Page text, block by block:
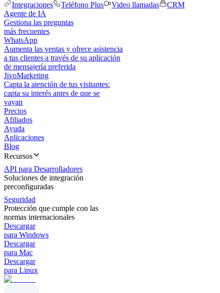
Integraciones
Teléfono Plus Video llamadas
CRM
Agente de IA
Gestiona las preguntas
más frecuentes
WhatsApp
Aumenta las ventas y ofrece asistencia
a tus clientes a través de su aplicación
de mensajería preferida
JivoMarketing
Capta la atención de tus visitantes:
capta su interés antes de que se
vayan
Precios
Afiliados
Ayuda
Aplicaciones
Blog
Recursos
API para Desarrolladores
Soluciones de integración
preconfiguradas
Seguridad
Protección que cumple con las
normas internacionales
Descargar
para Windows
Descargar
para Mac
Descargar
para Linux